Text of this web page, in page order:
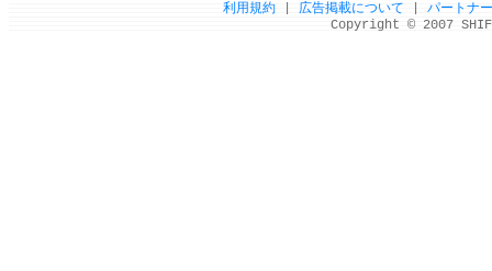
利用規約| 広告掲載について
パートナ
Copyright © 2007